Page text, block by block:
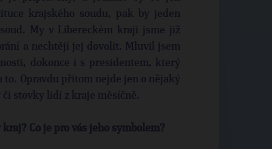
krajského soudu, pak by jeden
My v Libereckém kraji jsme již
a nechtějí jej dovolit. Mluvil jsem
dokonce i s presidentem, který
Opravdu přitom nejde jen o nějaký
stovky lidí z kraje měsíčně.
Co je pro vás jeho symbolem?